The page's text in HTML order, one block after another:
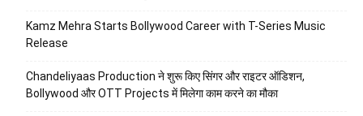
Kamz Mehra Starts Bollywood Career with T-Series Music
Release
Chandeliyaas Production ने शुरू किए सिंगर और राइटर ऑडिशन,
Bollywood और OTT Projects में मिलेगा काम करने का मौका